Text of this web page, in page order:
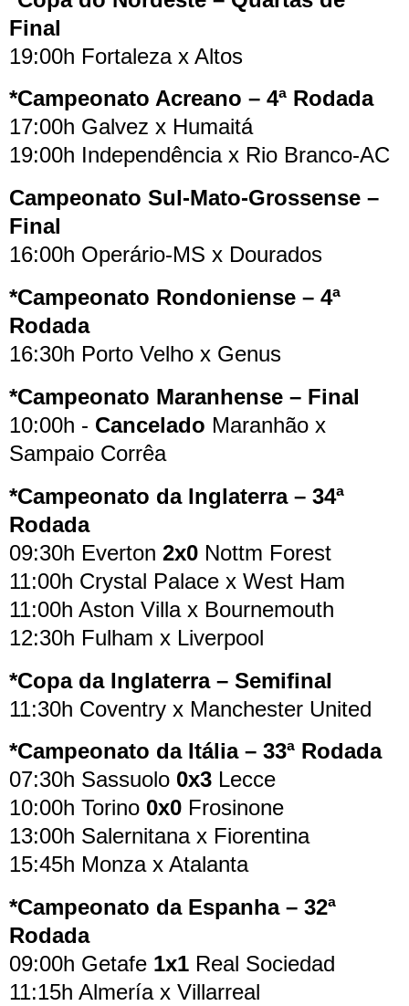
Final
19:00h Fortaleza x Altos
*Campeonato Acreano – 4ª Rodada
17:00h Galvez x Humaitá
19:00h Independência x Rio Branco-AC
Campeonato Sul-Mato-Grossense –
Final
16:00h Operário-MS x Dourados
*Campeonato Rondoniense – 4ª
Rodada
16:30h Porto Velho x Genus
*Campeonato Maranhense – Final
10:00h - Cancelado Maranhão x
Sampaio Corrêa
*Campeonato da Inglaterra – 34ª
Rodada
09:30h Everton 2x0 Nottm Forest
11:00h Crystal Palace x West Ham
11:00h Aston Villa x Bournemouth
12:30h Fulham x Liverpool
*Copa da Inglaterra – Semifinal
11:30h Coventry x Manchester United
*Campeonato da Itália – 33ª Rodada
07:30h Sassuolo 0x3 Lecce
10:00h Torino 0x0 Frosinone
13:00h Salernitana x Fiorentina
15:45h Monza x Atalanta
*Campeonato da Espanha – 32ª
Rodada
09:00h Getafe 1x1 Real Sociedad
11:15h Almería x Villarreal